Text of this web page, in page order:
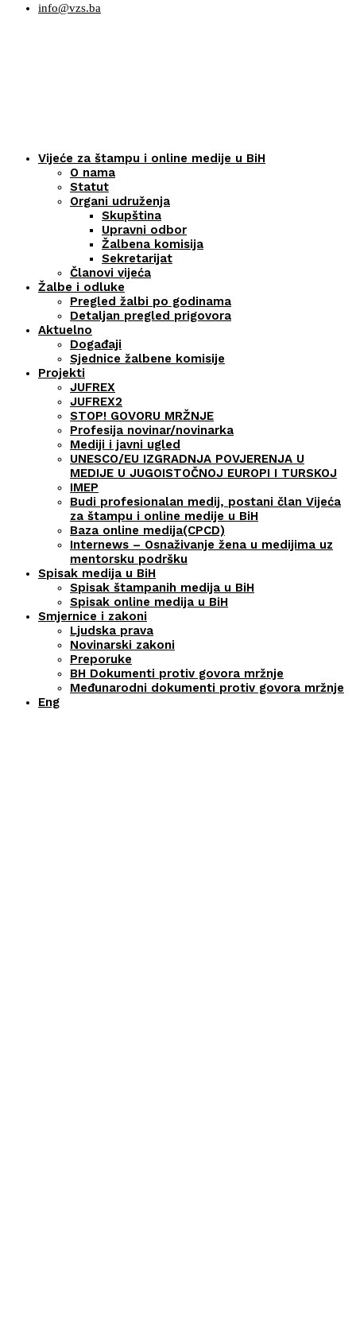
info@vzs.ba
Vijeće za štampu i online medije u BiH
O nama
Statut
Organi udruženja
Skupština
Upravni odbor
Žalbena komisija
Sekretarijat
Članovi vijeća
Žalbe i odluke
Pregled žalbi po godinama
Detaljan pregled prigovora
Aktuelno
Događaji
Sjednice žalbene komisije
Projekti
JUFREX
JUFREX2
STOP! GOVORU MRŽNJE
Profesija novinar/novinarka
Mediji i javni ugled
UNESCO/EU IZGRADNJA POVJERENJA U
MEDIJE U JUGOISTOČNOJ EUROPI I TURSKOJ
IMEP
Budi profesionalan medij, postani član Vijeća
za štampu i online medije u BiH
Baza online medija(CPCD)
Internews – Osnaživanje žena u medijima uz
mentorsku podršku
Spisak medija u BiH
Spisak štampanih medija u BiH
Spisak online medija u BiH
Smjernice i zakoni
Ljudska prava
Novinarski zakoni
Preporuke
BH Dokumenti protiv govora mržnje
Međunarodni dokumenti protiv govora mržnje
Eng